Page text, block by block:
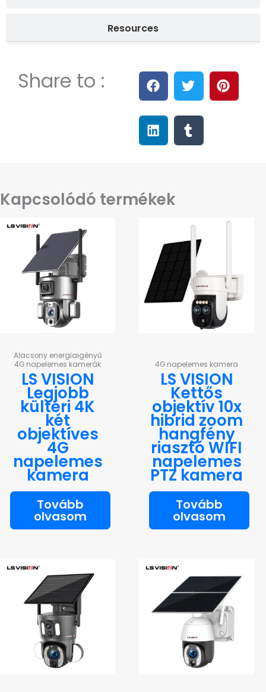
Resources
Share to :
Kapcsolódó termékek
Alacsony energiaigényű
4G napelemes kamerák
LS VISION
Legjobb
kültéri 4K
két
objektíves
4G
napelemes
kamera
Tovább
olvasom
4G napelemes kamera
LS VISION
Kettős
objektív 10x
hibrid zoom
hangfény
riasztó WIFI
napelemes
PTZ kamera
Tovább
olvasom